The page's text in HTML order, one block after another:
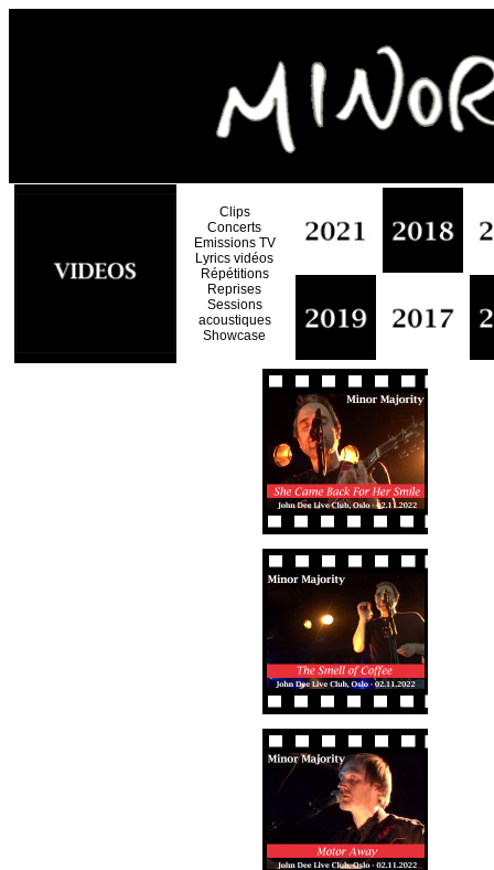
Clips
Concerts
Emissions TV
Lyrics vidéos
Répétitions
Reprises
Sessions
acoustiques
Showcase